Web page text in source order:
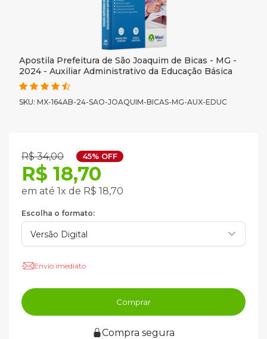
Apostila Prefeitura de São Joaquim de Bicas - MG -
2024 - Auxiliar Administrativo da Educação Básica
SKU: MX-164AB-24-SAO-JOAQUIM-BICAS-MG-AUX-EDUC
R$ 34,00 45% OFF
R$ 18,70
em até 1x de R$ 18,70
Escolha o formato:
Envio imediato
Comprar
Compra segura